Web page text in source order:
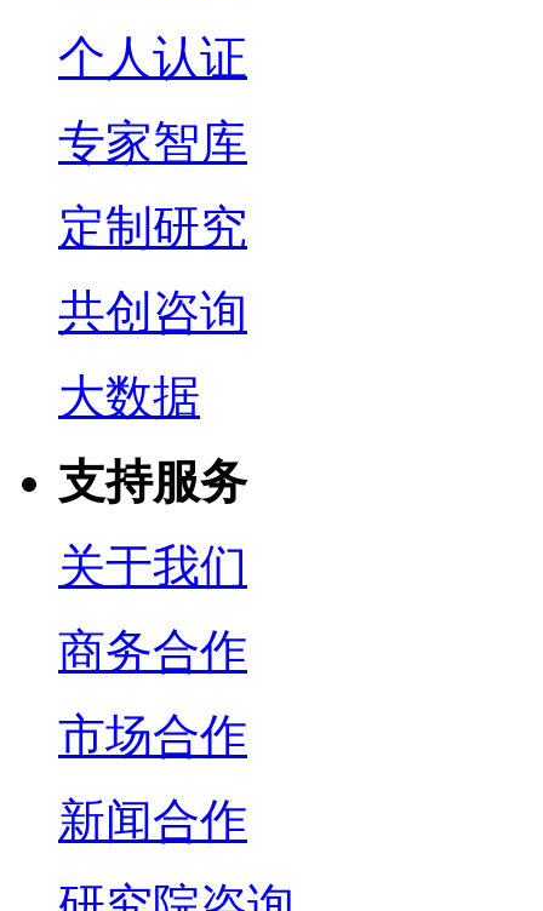
个人认证
专家智库
定制研究
共创咨询
大数据
支持服务
关于我们
商务合作
市场合作
新闻合作